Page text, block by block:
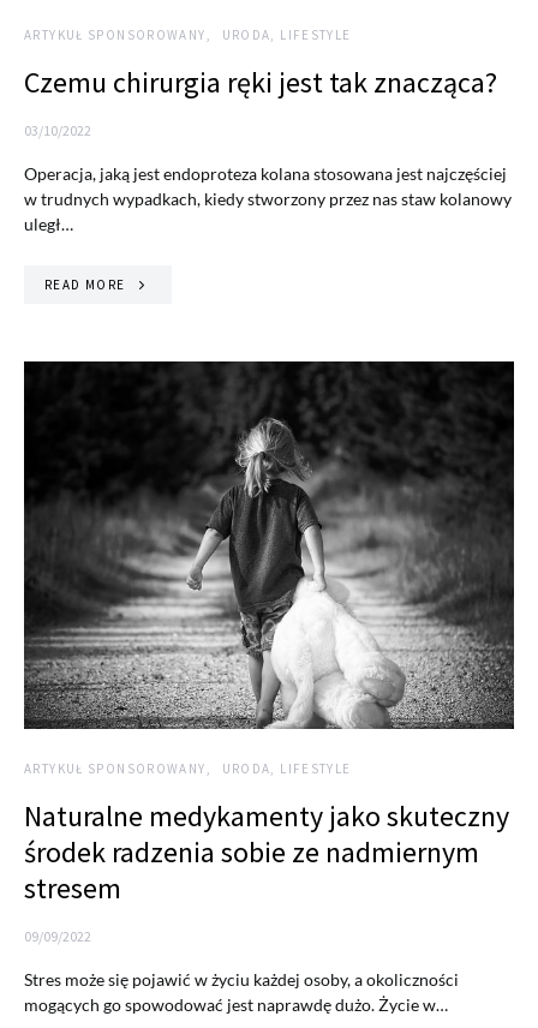
ARTYKUŁ SPONSOROWANY URODA, LIFESTYLE
Czemu chirurgia ręki jest tak znacząca?
03/10/2022
Operacja, jaką jest endoproteza kolana stosowana jest najczęściej
w trudnych wypadkach, kiedy stworzony przez nas staw kolanowy
uległ…
READ MORE
ARTYKUŁ SPONSOROWANY URODA, LIFESTYLE
Naturalne medykamenty jako skuteczny
środek radzenia sobie ze nadmiernym
stresem
09/09/2022
Stres może się pojawić w życiu każdej osoby, a okoliczności
mogących go spowodować jest naprawdę dużo. Życie w…